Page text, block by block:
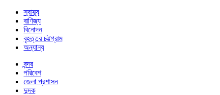
স্বাস্থ্য
বাণিজ্য
বিনোদন
বৃহত্তর চট্টগ্রাম
অন্যান্য
বন্দর
পরিবেশ
জেলা প্রশাসন
দুদক